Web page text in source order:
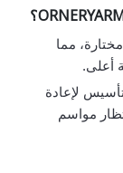
؟
مما
أعلى.
لإعادة
مواسم